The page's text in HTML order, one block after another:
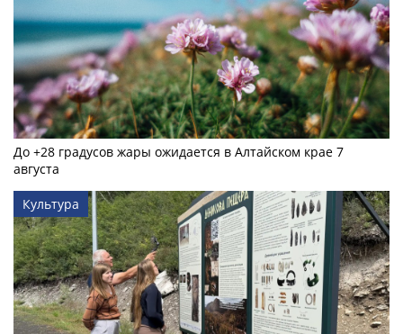
До +28 градусов жары ожидается в Алтайском крае 7
августа
Культура